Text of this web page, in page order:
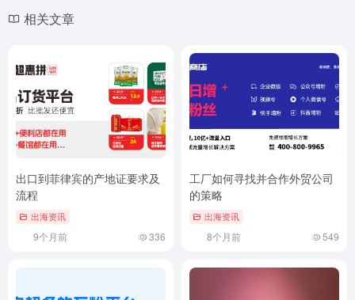
相关文章
出口到菲律宾的产地证要求及
流程
出海资讯
9个月前 336
工厂如何寻找并合作外贸公司
的策略
出海资讯
8个月前 549